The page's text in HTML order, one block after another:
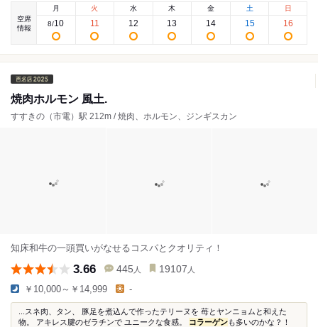
空席
情報
月
8/10
火
11
水
12
木
13
金
14
土
15
日
16
焼肉ホルモン 風土.
すすきの（市電）駅 212m / 焼肉、ホルモン、ジンギスカン
知床和牛の一頭買いがなせるコスパとクオリティ！
3.66 445 人 19107 人
￥10,000～￥14,999 -
...スネ肉、タン、 豚足を煮込んで作ったテリーヌを 苺とヤンニョムと和えた
物。 アキレス腱のゼラチンで ユニークな食感。 コラーゲンも多いのかな？！